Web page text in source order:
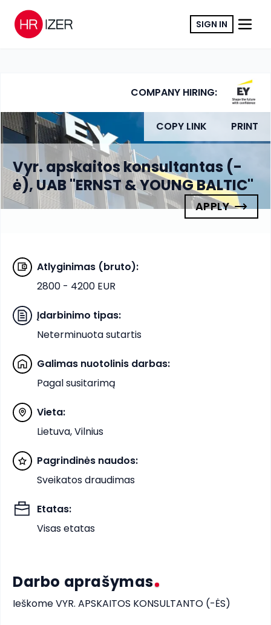
SIGN IN
COMPANY HIRING:
COPY LINK PRINT
Vyr. apskaitos konsultantas (-
ė), UAB "ERNST & YOUNG BALTIC"
APPLY
Atlyginimas (bruto):
2800 - 4200 EUR
Įdarbinimo tipas:
Neterminuota sutartis
Galimas nuotolinis darbas:
Pagal susitarimą
Vieta:
Lietuva, Vilnius
Pagrindinės naudos:
Sveikatos draudimas
Etatas:
Visas etatas
Darbo aprašymas
Ieškome VYR. APSKAITOS KONSULTANTO (-ĖS)